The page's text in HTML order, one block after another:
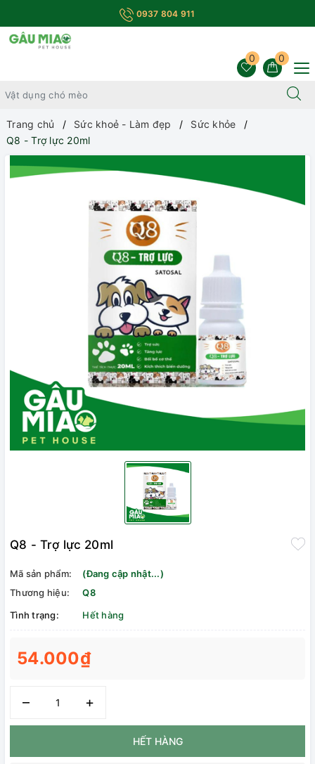
0937 804 911
0
0
Trang chủ Sức khoẻ - Làm đẹp
Sức khỏe
Q8 - Trợ lực 20ml
Q8 - Trợ lực 20ml
Mã sản phẩm:
(Đang cập nhật...)
Thương hiệu:
Q8
Tình trạng:
Hết hàng
54.000₫
– +
HẾT HÀNG